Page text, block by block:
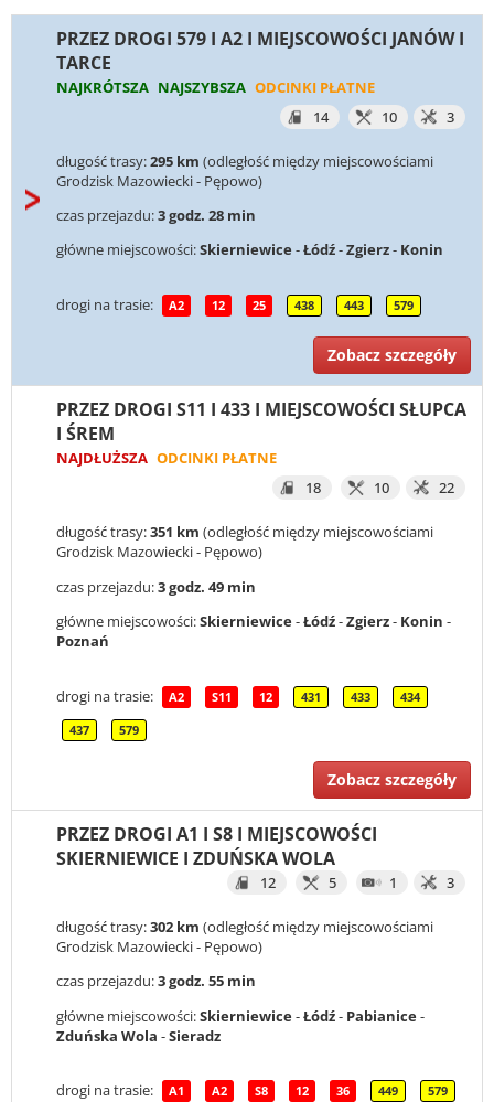
PRZEZ DROGI 579 I A2 I MIEJSCOWOŚCI JANÓW I
TARCE
NAJKRÓTSZA NAJSZYBSZA ODCINKI PŁATNE
14
10 3
długość trasy:295 km (odległość między miejscowościami
Grodzisk Mazowiecki - Pępowo)
czas przejazdu:3 godz. 28 min
główne miejscowości:Skierniewice -Łódź-Zgierz- Konin
drogi na trasie: A2 12 25 438 443 579
Zobacz szczegóły
PRZEZ DROGI S11 I 433 I MIEJSCOWOŚCI SŁUPCA
I ŚREM
NAJDŁUŻSZA ODCINKI PŁATNE
18
10 22
długość trasy:351 km (odległość między miejscowościami
Grodzisk Mazowiecki - Pępowo)
czas przejazdu:3 godz. 49 min
główne miejscowości:Skierniewice-Łódź-Zgierz- Konin -
Poznań
drogi na trasie: A2 S11 12 431 433 434
437 579
Zobacz szczegóły
PRZEZ DROGI A1 I S8 I MIEJSCOWOŚCI
SKIERNIEWICE I ZDUŃSKA WOLA
12 5 1 3
długość trasy:302 km (odległość między miejscowościami
Grodzisk Mazowiecki - Pępowo)
czas przejazdu:3 godz. 55 min
główne miejscowości:Skierniewice-Łódź- Pabianice-
Zduńska Wola -Sieradz
drogi na trasie: A1 A2 S8 12 36 449 579